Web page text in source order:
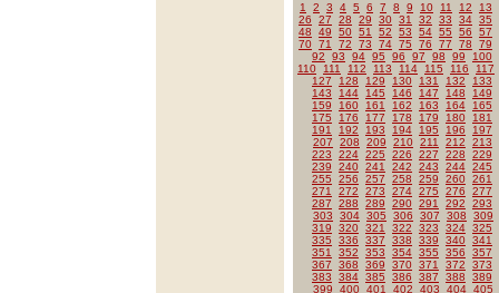
1 2 3 4 5 6 7 8 9 10 11 12
13
26
27 28 29 30 31 32 33 34 35
48
49 50 51 52 53 54 55 56
57
70 71 72 73 74 75 76 77 78
79
92
93 94 95 96 97 98 99
100
110
111 112 113 114 115 116
117
127
128 129 130 131 132
133
143
144 145 146 147 148
149
159
160 161 162 163 164
165
175
176 177 178 179 180
181
191
192 193 194 195 196
197
207
208 209 210 211 212
213
223
224 225 226 227 228
229
239
240 241 242 243 244 245
255
256 257 258 259 260 261
271
272 273 274 275 276
277
287
288 289 290 291 292
293
303
304 305 306 307 308
309
319
320 321 322 323 324 325
335
336 337 338 339 340 341
351
352 353 354 355 356
357
367
368 369 370 371 372
373
383
384 385 386 387 388
389
399
400 401 402 403 404 405